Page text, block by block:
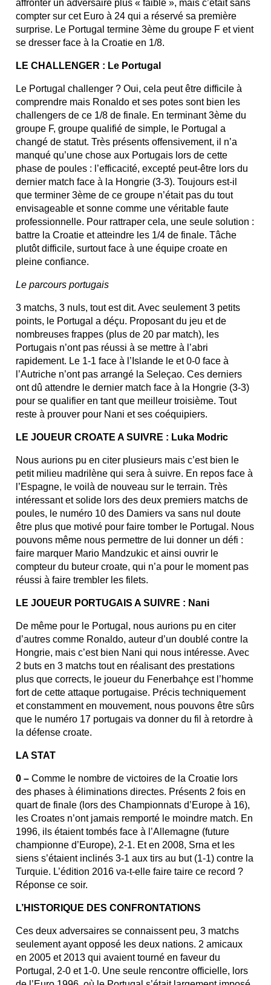
affronter un adversaire plus « faible », mais c’était sans
compter sur cet Euro à 24 qui a réservé sa première
surprise. Le Portugal termine 3ème du groupe F et vient
se dresser face à la Croatie en 1/8.
LE CHALLENGER : Le Portugal
Le Portugal challenger ? Oui, cela peut être difficile à
comprendre mais Ronaldo et ses potes sont bien les
challengers de ce 1/8 de finale. En terminant 3ème du
groupe F, groupe qualifié de simple, le Portugal a
changé de statut. Très présents offensivement, il n’a
manqué qu’une chose aux Portugais lors de cette
phase de poules : l’efficacité, excepté peut-être lors du
dernier match face à la Hongrie (3-3). Toujours est-il
que terminer 3ème de ce groupe n’était pas du tout
envisageable et sonne comme une véritable faute
professionnelle. Pour rattraper cela, une seule solution :
battre la Croatie et atteindre les 1/4 de finale. Tâche
plutôt difficile, surtout face à une équipe croate en
pleine confiance.
Le parcours portugais
3 matchs, 3 nuls, tout est dit. Avec seulement 3 petits
points, le Portugal a déçu. Proposant du jeu et de
nombreuses frappes (plus de 20 par match), les
Portugais n’ont pas réussi à se mettre à l’abri
rapidement. Le 1-1 face à l’Islande le et 0-0 face à
l’Autriche n’ont pas arrangé la Seleçao. Ces derniers
ont dû attendre le dernier match face à la Hongrie (3-3)
pour se qualifier en tant que meilleur troisième. Tout
reste à prouver pour Nani et ses coéquipiers.
LE JOUEUR CROATE A SUIVRE : Luka Modric
Nous aurions pu en citer plusieurs mais c’est bien le
petit milieu madrilène qui sera à suivre. En repos face à
l’Espagne, le voilà de nouveau sur le terrain. Très
intéressant et solide lors des deux premiers matchs de
poules, le numéro 10 des Damiers va sans nul doute
être plus que motivé pour faire tomber le Portugal. Nous
pouvons même nous permettre de lui donner un défi :
faire marquer Mario Mandzukic et ainsi ouvrir le
compteur du buteur croate, qui n’a pour le moment pas
réussi à faire trembler les filets.
LE JOUEUR PORTUGAIS A SUIVRE : Nani
De même pour le Portugal, nous aurions pu en citer
d’autres comme Ronaldo, auteur d’un doublé contre la
Hongrie, mais c’est bien Nani qui nous intéresse. Avec
2 buts en 3 matchs tout en réalisant des prestations
plus que corrects, le joueur du Fenerbahçe est l’homme
fort de cette attaque portugaise. Précis techniquement
et constamment en mouvement, nous pouvons être sûrs
que le numéro 17 portugais va donner du fil à retordre à
la défense croate.
LA STAT
0 – Comme le nombre de victoires de la Croatie lors
des phases à éliminations directes. Présents 2 fois en
quart de finale (lors des Championnats d’Europe à 16),
les Croates n’ont jamais remporté le moindre match. En
1996, ils étaient tombés face à l’Allemagne (future
championne d’Europe), 2-1. Et en 2008, Srna et les
siens s’étaient inclinés 3-1 aux tirs au but (1-1) contre la
Turquie. L’édition 2016 va-t-elle faire taire ce record ?
Réponse ce soir.
L’HISTORIQUE DES CONFRONTATIONS
Ces deux adversaires se connaissent peu, 3 matchs
seulement ayant opposé les deux nations. 2 amicaux
en 2005 et 2013 qui avaient tourné en faveur du
Portugal, 2-0 et 1-0. Une seule rencontre officielle, lors